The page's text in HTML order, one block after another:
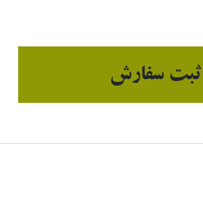
ثبت سفارش